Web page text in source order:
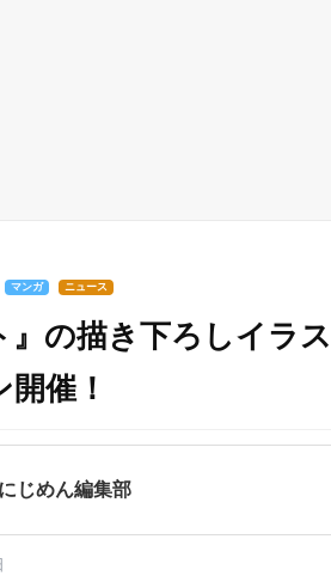
マンガ ニュース
』の描き下ろしイラ
催！
じめん編集部